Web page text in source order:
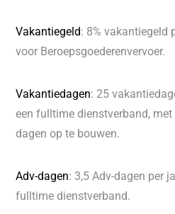
Vakantiegeld: 8% vakantiegeld
voor Beroepsgoederenvervoer.
Vakantiedagen: 25
een fulltime dienstverband,
dagen op te bouwen.
Adv-dagen: 3,5 Adv-dagen per
fulltime dienstverband.